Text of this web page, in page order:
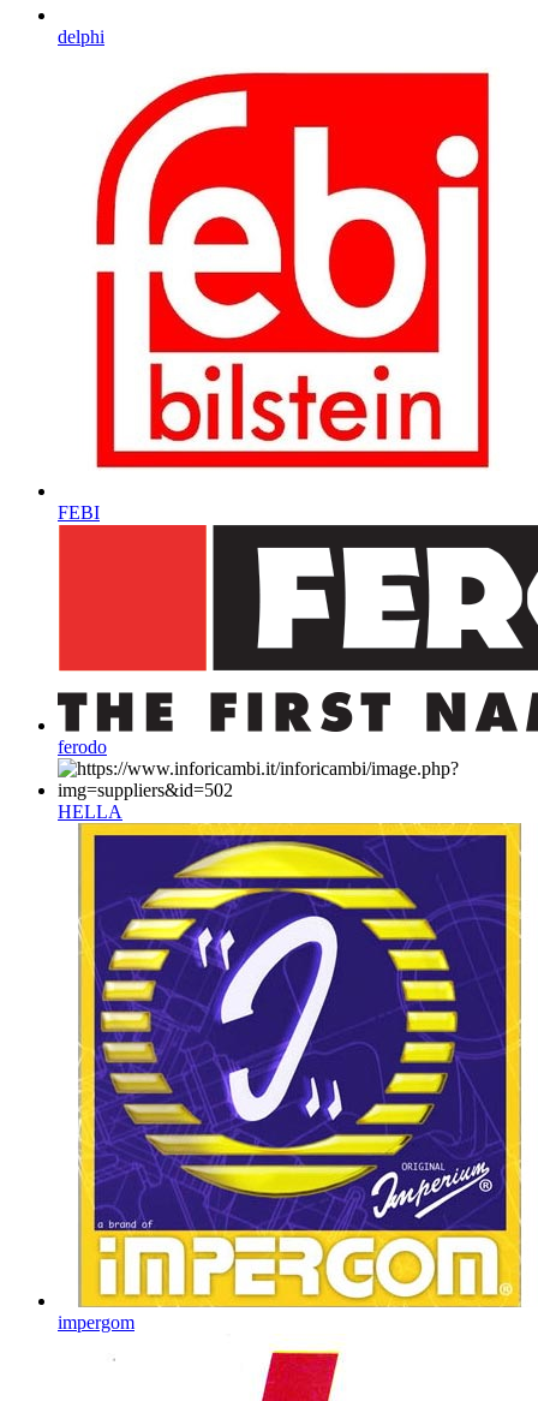
delphi
FEBI
ferodo
HELLA
impergom